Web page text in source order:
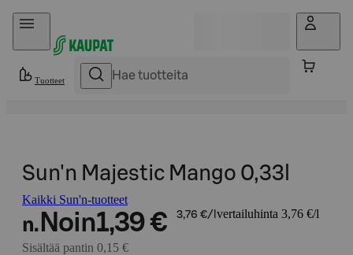
Hyppää sisältöön
Tuotteet
Sun'n Majestic Mango 0,33l
Kaikki Sun'n-tuotteet
n. Noin1,39 € 3,76 €/l vertailuhinta 3,76 €/l
Sisältää pantin 0,15 €